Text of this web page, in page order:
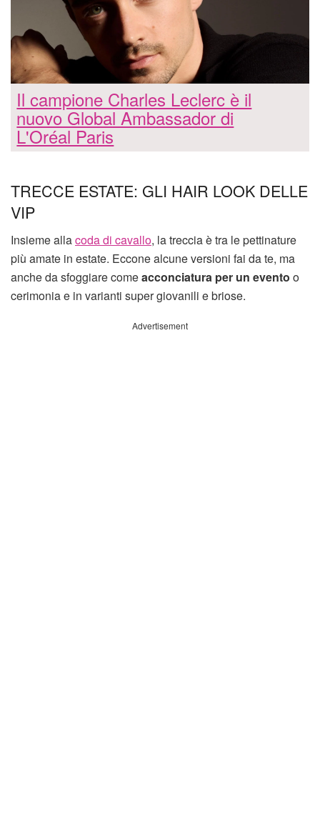
Il campione Charles Leclerc è il
nuovo Global Ambassador di
L'Oréal Paris
TRECCE ESTATE: GLI HAIR LOOK DELLE
VIP
Insieme allacoda di cavallo, la treccia è tra le pettinature
più amate in estate. Eccone alcune versioni fai da te, ma
anche da sfoggiare comeacconciatura per un evento o
cerimonia e in varianti super giovanili e briose.
Advertisement